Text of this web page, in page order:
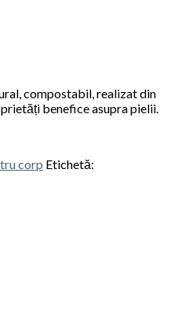
compostabil, realizat din
benefice asupra pielii.
corp Etichetă: